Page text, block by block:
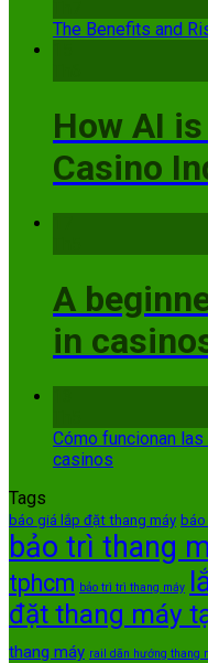
The Benefits and
How AI
Casino
A
in
Cómo funcionan
casinos
Tags
báo giá lắp đặt thang máy báo
bảo trì thang
tphcm bảo trì trì thang máy
đặt thang máy
thang máy rail dãn hướng thang